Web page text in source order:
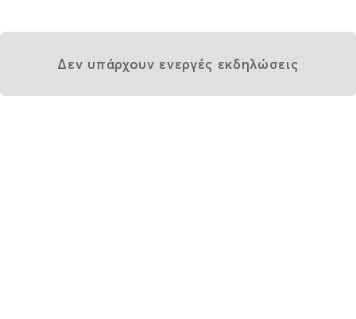
Δεν υπάρχουν ενεργές εκδηλώσεις